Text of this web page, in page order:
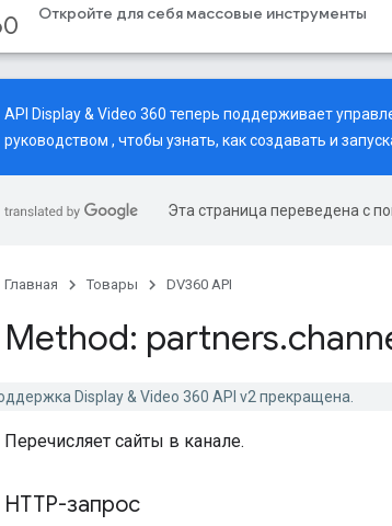
Откройте для себя массовые инструменты
API Display & Video 360 теперь поддерживает
руководством , чтобы узнать, как создавать и
Эта страница переведена с
Главная Товары DV360 API
Method: partners.
Display & Video 360 API v2 прекращена.
Перечисляет сайты в канале.
HTTP-запрос